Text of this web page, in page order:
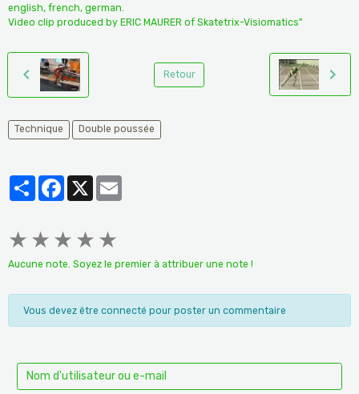
english, french, german.
Video clip produced by ERIC MAURER of Skatetrix-Visiomatics"
Retour
Technique Double poussée
PartagerFacebook
★ ★ ★ ★ ★
Aucune note. Soyez le premier à attribuer une note !
Vous devez être connecté pour poster un commentaire